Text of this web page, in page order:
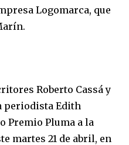
Logomarca, que
Roberto Cassá y
periodista Edith
Premio Pluma a la
martes 21 de abril, en